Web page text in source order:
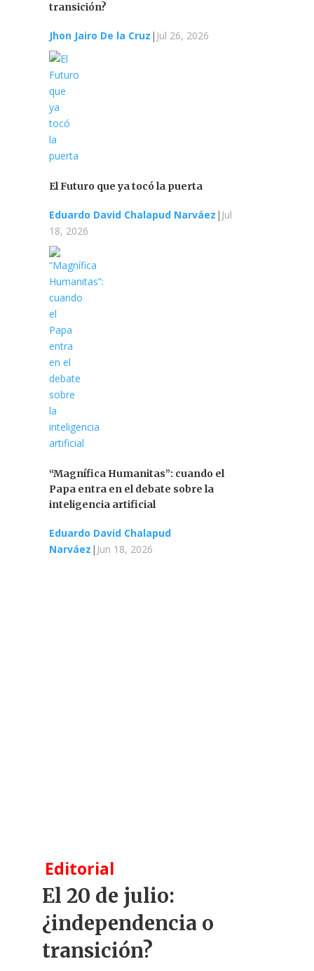
transición?
Jhon Jairo De la Cruz | Jul 26, 2026
El Futuro que ya tocó la puerta
Eduardo David Chalapud Narváez | Jul
18, 2026
“Magnífica Humanitas”: cuando el
Papa entra en el debate sobre la
inteligencia artificial
Eduardo David Chalapud
Narváez | Jun 18, 2026
Editorial
El 20 de julio:
¿independencia o
transición?